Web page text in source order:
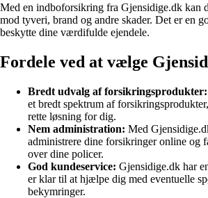
Med en indboforsikring fra Gjensidige.dk kan
mod tyveri, brand og andre skader. Det er en
beskytte dine værdifulde ejendele.
Fordele ved at vælge
Bredt udvalg af forsikringsprodukter:
et bredt spektrum af
rette løsning for dig.
Nem administration: Med
administrere dine forsikringer online og
over dine policer.
God kundeservice: Gjensidige.dk har
er klar til at hjælpe dig med eventuelle
bekymringer.